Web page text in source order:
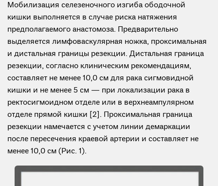
Мобилизация селезеночного изгиба ободочной
кишки выполняется в случае риска натяжения
предполагаемого анастомоза. Предварительно
выделяется лимфоваскулярная ножка, проксимальная
и дистальная границы резекции. Дистальная граница
резекции, согласно клиническим рекомендациям,
составляет не менее 10,0 см для рака сигмовидной
кишки и не менее 5 см — при локализации рака в
ректосигмоидном отделе или в верхнеампулярном
отделе прямой кишки [2]. Проксимальная граница
резекции намечается с учетом линии демаркации
после пересечения краевой артерии и составляет не
менее 10,0 см (Рис. 1).